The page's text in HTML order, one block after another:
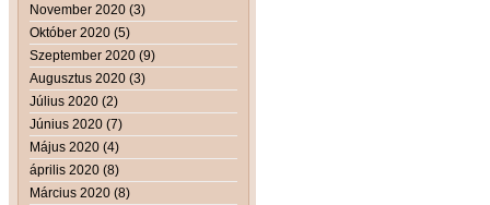
November 2020 (3)
Október 2020 (5)
Szeptember 2020 (9)
Augusztus 2020 (3)
Július 2020 (2)
Június 2020 (7)
Május 2020 (4)
április 2020 (8)
Március 2020 (8)